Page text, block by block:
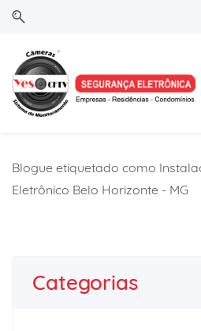
Skip
search
Skip
main
content
Blogue etiquetado como
Eletrônico Belo Horizonte - MG
Categorias